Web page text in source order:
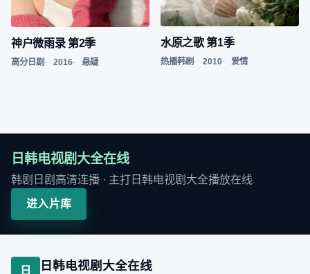
神户微雨录 第2季
高分日剧 2016 悬疑
水原之歌 第1季
热播韩剧 2010 爱情
日韩电视剧大全在线
韩剧日剧高清连播 · 主打 日韩电视剧大全播放在线
进入片库
日 日韩电视剧大全在线